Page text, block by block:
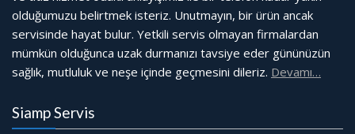
olduğumuzu belirtmek isteriz. Unutmayın, bir ürün ancak
servisinde hayat bulur. Yetkili servis olmayan firmalardan
mümkün olduğunca uzak durmanızı tavsiye eder gününüzün
sağlık, mutluluk ve neşe içinde geçmesini dileriz. Devamı…
Siamp Servis